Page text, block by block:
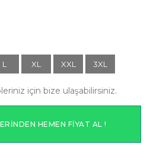
L XL XXL 3XL
için bize ulaşabilirsiniz.
HEMEN FIYAT AL !